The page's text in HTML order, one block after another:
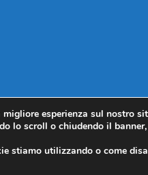
esperienza sul nostro
lo scroll o chiudendo il
stiamo utilizzando o come